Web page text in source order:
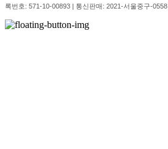
록번호: 571-10-00893 | 통신판매: 2021-서울중구-0558